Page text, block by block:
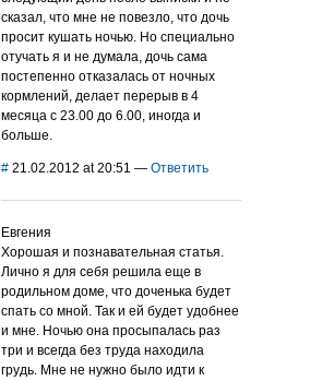
сказал, что мне не повезло, что дочь
просит кушать ночью. Но специально
отучать я и не думала, дочь сама
постепенно отказалась от ночных
кормлений, делает перерыв в 4
месяца с 23.00 до 6.00, иногда и
больше.
# 21.02.2012 at 20:51 — Ответить
Евгения
Хорошая и познавательная статья.
Лично я для себя решила еще в
родильном доме, что доченька будет
спать со мной. Так и ей будет удобнее
и мне. Ночью она просыпалась раз
три и всегда без труда находила
грудь. Мне не нужно было идти к